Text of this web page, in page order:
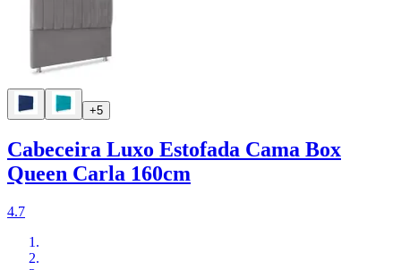
+5
Cabeceira Luxo Estofada Cama Box
Queen Carla 160cm
4.7